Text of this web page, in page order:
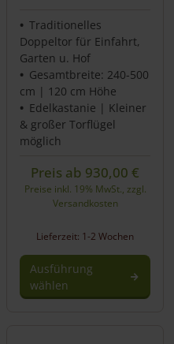
Traditionelles
Doppeltor für Einfahrt,
Garten u. Hof
Gesamtbreite: 240-500
cm | 120 cm Höhe
Edelkastanie | Kleiner
& großer Torflügel
möglich
Preis ab 930,00 €
Preise inkl. 19% MwSt., zzgl.
Versandkosten
Lieferzeit: 1-2 Wochen
Ausführung
wählen